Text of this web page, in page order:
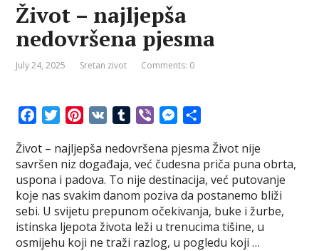
Život – najljepša
nedovršena pjesma
July 24, 2025 Sretan zivot Comments: 0
c
e
b
o
o
k
T
i
t
t
e
r
n
t
e
r
e
s
m
b
l
r
b
e
r
M
s
s
e
n
g
e
a
r
e
Život – najljepša nedovršena pjesma Život nije
savršen niz događaja, već čudesna priča puna obrta,
uspona i padova. To nije destinacija, već putovanje
koje nas svakim danom poziva da postanemo bliži
sebi. U svijetu prepunom očekivanja, buke i žurbe,
istinska ljepota života leži u trenucima tišine, u
osmijehu koji ne traži razlog, u pogledu koji …